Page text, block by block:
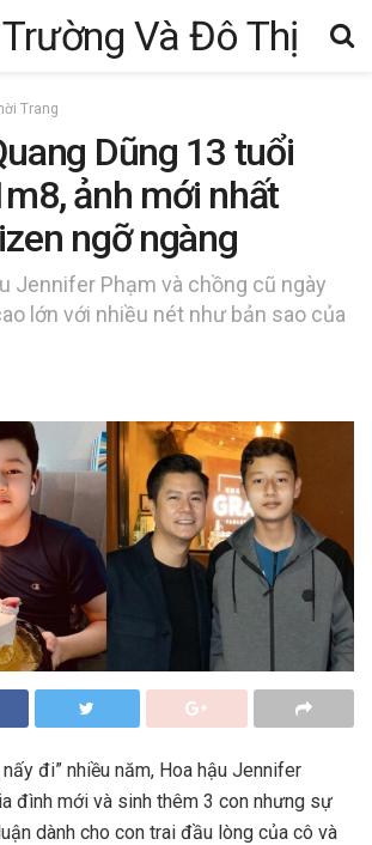
Trang
Dũng 13 tuổi
ảnh mới nhất
ngỡ ngàng
Jennifer Phạm và chồng cũ ngày
lớn với nhiều nét như bản sao của
đi” nhiều năm, Hoa hậu Jennifer
đình mới và sinh thêm 3 con nhưng sự
dành cho con trai đầu lòng của cô và